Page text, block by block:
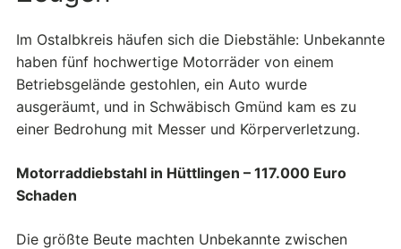
Im Ostalbkreis häufen sich die Diebstähle: Unbekannte
haben fünf hochwertige Motorräder von einem
Betriebsgelände gestohlen, ein Auto wurde
ausgeräumt, und in Schwäbisch Gmünd kam es zu
einer Bedrohung mit Messer und Körperverletzung.
Motorraddiebstahl in Hüttlingen – 117.000 Euro
Schaden
Die größte Beute machten Unbekannte zwischen